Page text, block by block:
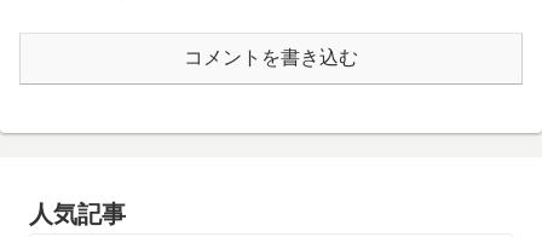
コメントを書き込む
人気記事